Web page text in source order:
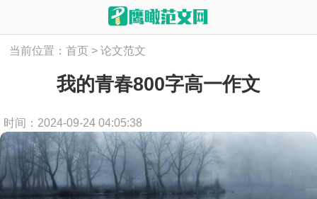
当前位置：首页 > 论文范文
我的青春800字高一作文
时间：2024-09-24 04:05:38